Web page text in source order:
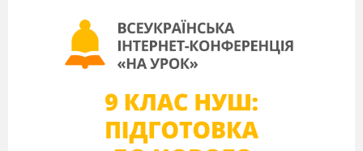
гімнастичній лаві в упорі стоячи
на колінах, по гімнастичній
Рухлива гра.
Організовуючі вправи.
Різновиди ходьби, бігу. Вправи